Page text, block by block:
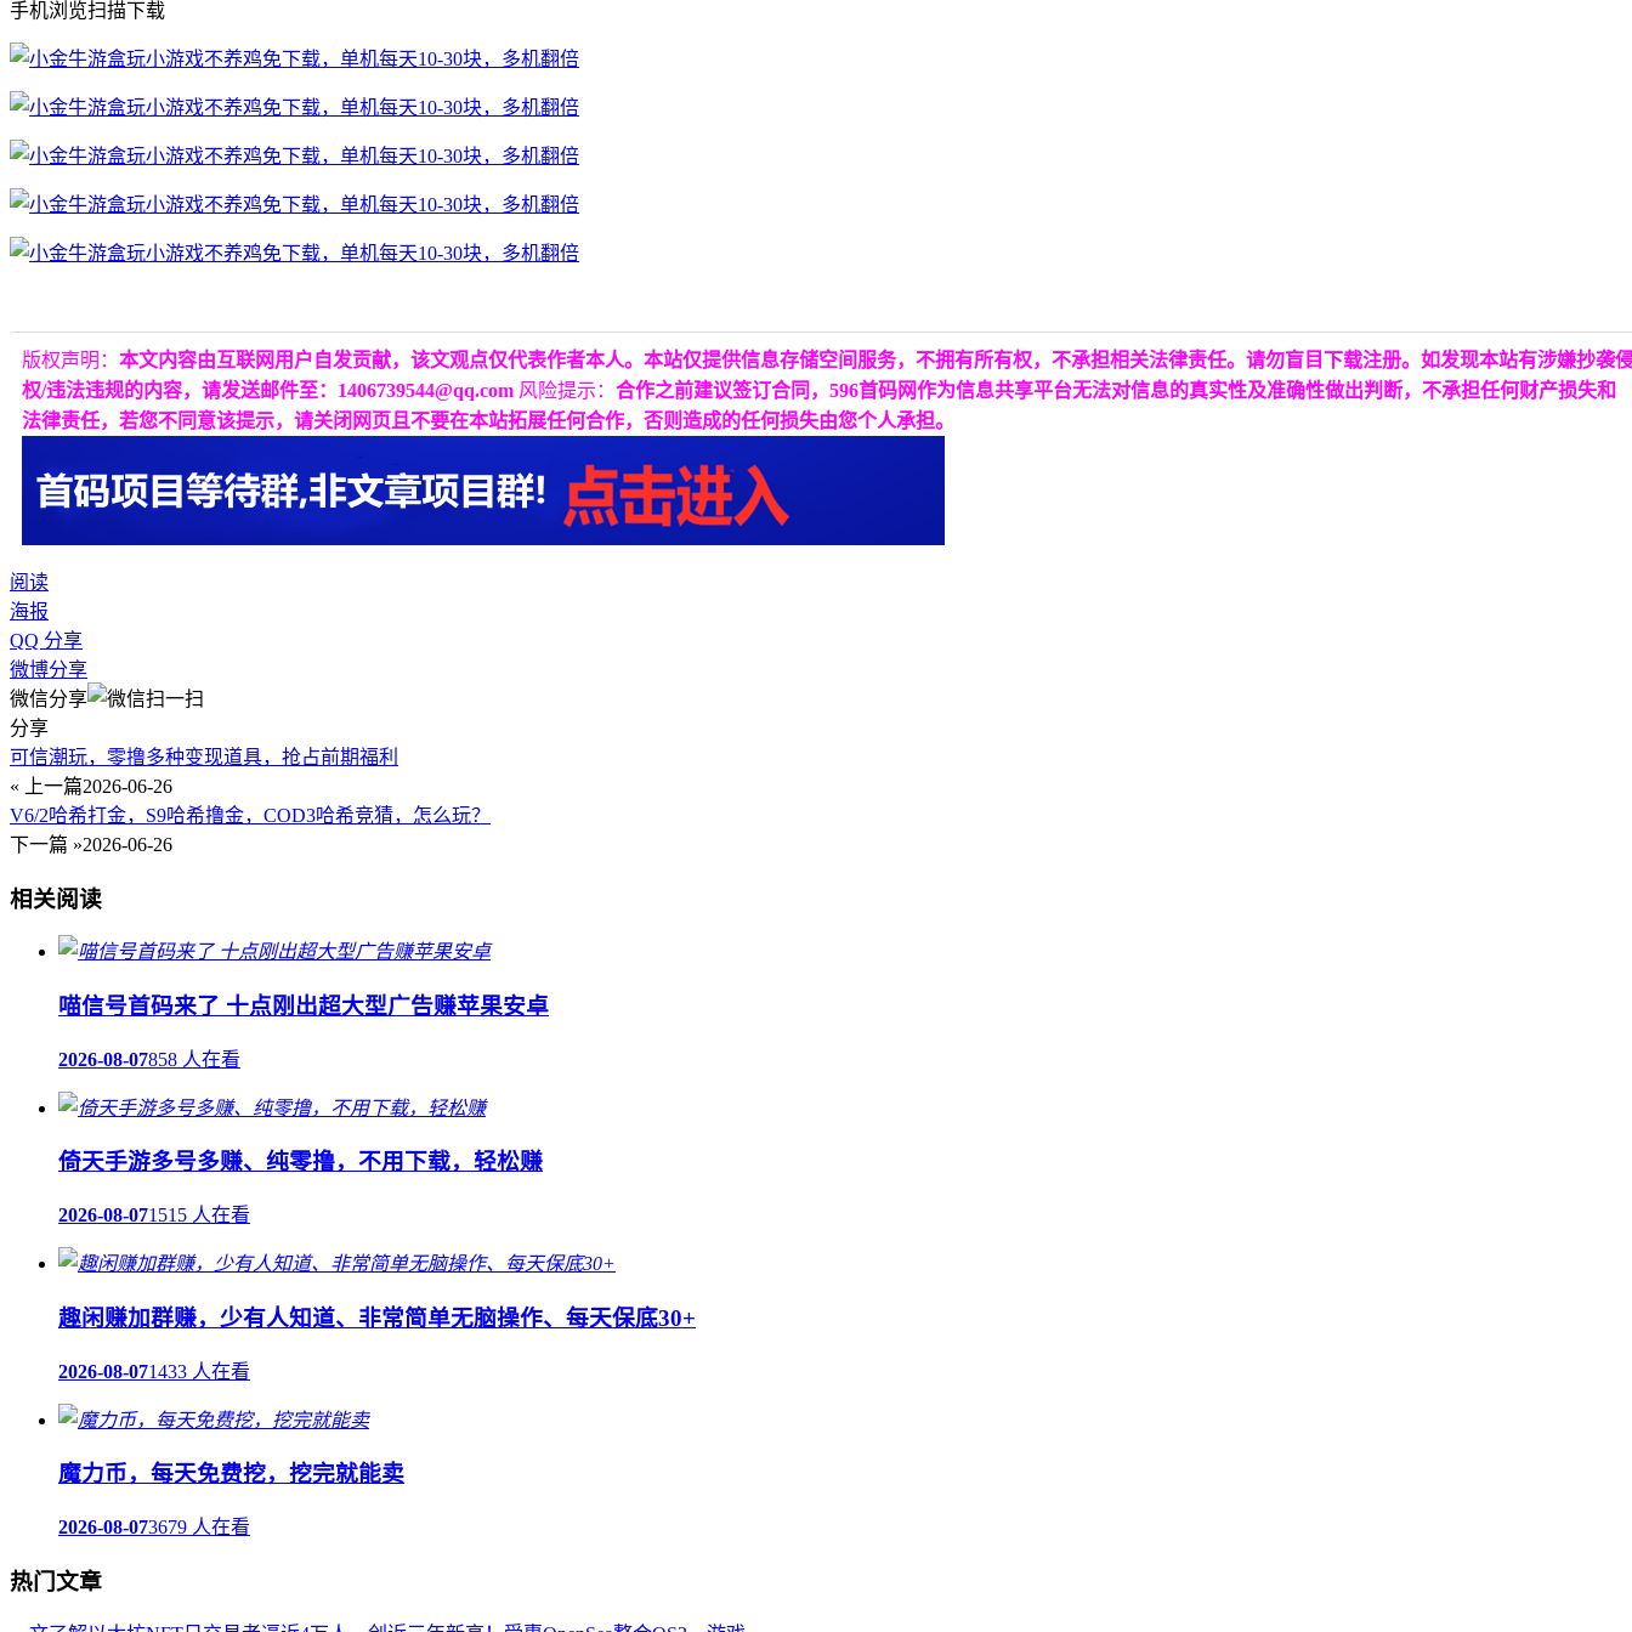
手机浏览扫描下载
版权声明： 本文内容由互联网用户自发贡献，该文观点仅代表作者本人。本站仅提供信息存储空间服务，不拥有所有权，不承担相关法律责任。请勿盲目下载注册。如发现本站有涉嫌抄袭
权/违法违规的内容，请发送邮件至：1406739544@qq.com 风险提示： 合作之前建议签订合同，596首码网作为信息共享平台无法对信息的真实性及准确性做出判断，不承担任何财产损失和
法律责任，若您不同意该提示，请关闭网页且不要在本站拓展任何合作，否则造成的任何损失由您个人承担。
阅读
海报
QQ 分享
微博分享
微信分享
分享
可信潮玩，零撸多种变现道具，抢占前期福利
« 上一篇2026-06-26
V6/2哈希打金，S9哈希撸金，COD3哈希竞猜，怎么玩？
下一篇 »2026-06-26
相关阅读
喵信号首码来了 十点刚出超大型广告赚苹果安卓
2026-08-07858 人在看
倚天手游多号多赚、纯零撸，不用下载，轻松赚
2026-08-071515 人在看
趣闲赚加群赚，少有人知道、非常简单无脑操作、每天保底30+
2026-08-071433 人在看
魔力币，每天免费挖，挖完就能卖
2026-08-073679 人在看
热门文章